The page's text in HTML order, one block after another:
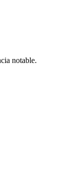
notable.